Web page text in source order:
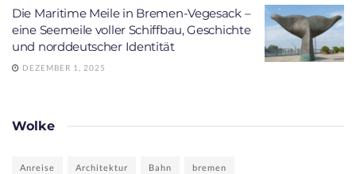
Die Maritime Meile in Bremen-Vegesack –
eine Seemeile voller Schiffbau, Geschichte
und norddeutscher Identität
DEZEMBER 1, 2025
Wolke
Anreise Architektur Bahn bremen